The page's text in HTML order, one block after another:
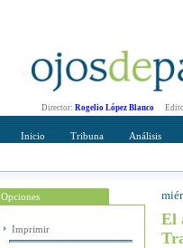
Director: Rogelio López Blanco
Inicio Tribuna Análisis
Opciones
Imprimir
Su
El